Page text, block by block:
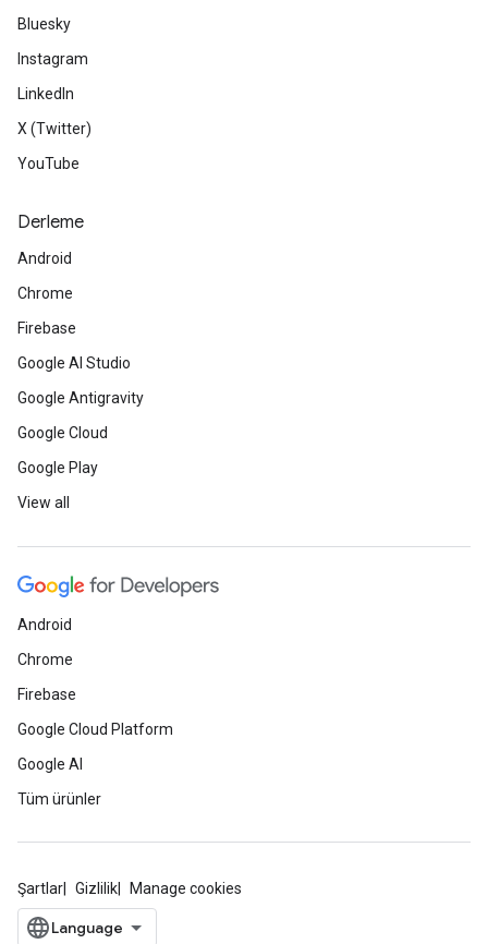
Bluesky
Instagram
LinkedIn
X (Twitter)
YouTube
Derleme
Android
Chrome
Firebase
Google AI Studio
Google Antigravity
Google Cloud
Google Play
View all
Android
Chrome
Firebase
Google Cloud Platform
Google AI
Tüm ürünler
Şartlar Gizlilik Manage cookies